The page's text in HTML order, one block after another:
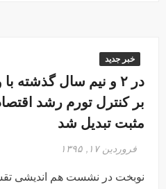
خبر جدید
در ۲ و نیم سال گذشته
بر کنترل تورم رشد
مثبت تبدیل شد
فروردین ۱۷, ۱۳۹۵
نوبخت در نشست هم اندیشی